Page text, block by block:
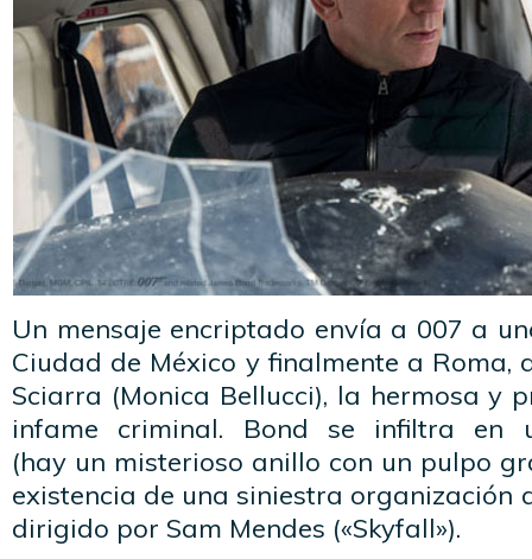
Un mensaje encriptado envía a 007 a
Ciudad de México y finalmente a Roma,
Sciarra (Monica Bellucci), la hermosa y
infame criminal. Bond se infiltra en
(hay un misterioso anillo con un pulpo
existencia de una siniestra organización
dirigido por Sam Mendes («Skyfall»).